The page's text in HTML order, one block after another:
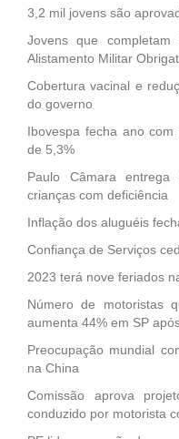
3,2 mil jovens são
Jovens que
Alistamento Militar
Cobertura vacinal e
do governo
Ibovespa fecha ano
de 5,3%
Paulo Câmara
crianças com deficiência
Inflação dos aluguéis
Confiança de Serviços
2023 terá nove feriados
Número de motoristas
aumenta 44% em SP
Preocupação mundial
na China
Comissão aprova
conduzido por motorista